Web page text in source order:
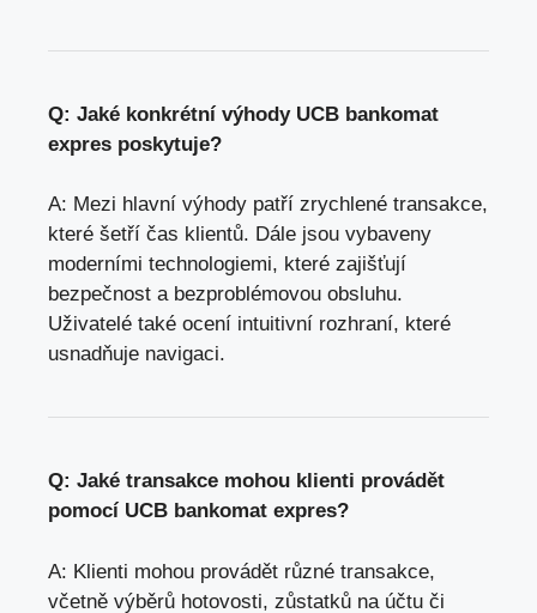
Q: Jaké konkrétní výhody UCB bankomat
expres poskytuje?
A: Mezi hlavní výhody patří zrychlené transakce,
které šetří čas klientů. Dále jsou vybaveny
moderními technologiemi, které zajišťují
bezpečnost a bezproblémovou obsluhu.
Uživatelé také ocení intuitivní rozhraní, které
usnadňuje navigaci.
Q: Jaké transakce mohou klienti provádět
pomocí UCB bankomat expres?
A: Klienti mohou provádět různé transakce,
včetně výběrů hotovosti, zůstatků na účtu či